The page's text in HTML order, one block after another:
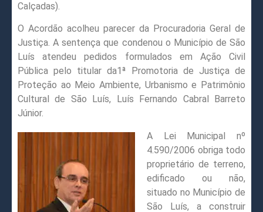
Calçadas).
O Acordão acolheu parecer da Procuradoria Geral de
Justiça. A sentença que condenou o Município de São
Luís atendeu pedidos formulados em Ação Civil
Pública pelo titular da1ª Promotoria de Justiça de
Proteção ao Meio Ambiente, Urbanismo e Patrimônio
Cultural de São Luís, Luís Fernando Cabral Barreto
Júnior.
A Lei Municipal nº
4.590/2006 obriga todo
proprietário de terreno,
edificado ou não,
situado no Município de
São Luís, a construir